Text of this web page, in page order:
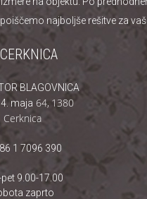
poiščemo najboljše rešitve za
CERKNICA
BLAGOVNICA
maja 64, 1380
Cerknica
1 7096 390
9.00-17.00
zaprto